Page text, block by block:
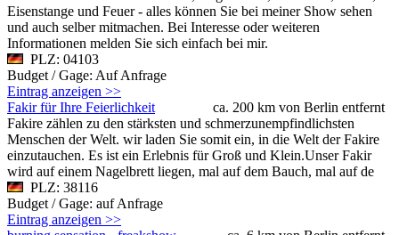
Eisenstange und Feuer - alles können Sie bei meiner Show sehen
und auch selber mitmachen. Bei Interesse oder weiteren
Informationen melden Sie sich einfach bei mir.
PLZ: 04103
Budget / Gage: Auf Anfrage
Eintrag anzeigen >>
ca. 200 km von Berlin entfernt
Fakir für Ihre Feierlichkeit
Fakire zählen zu den stärksten und schmerzunempfindlichsten
Menschen der Welt. wir laden Sie somit ein, in die Welt der Fakire
einzutauchen. Es ist ein Erlebnis für Groß und Klein.Unser Fakir
wird auf einem Nagelbrett liegen, mal auf dem Bauch, mal auf de
PLZ: 38116
Budget / Gage: auf Anfrage
Eintrag anzeigen >>